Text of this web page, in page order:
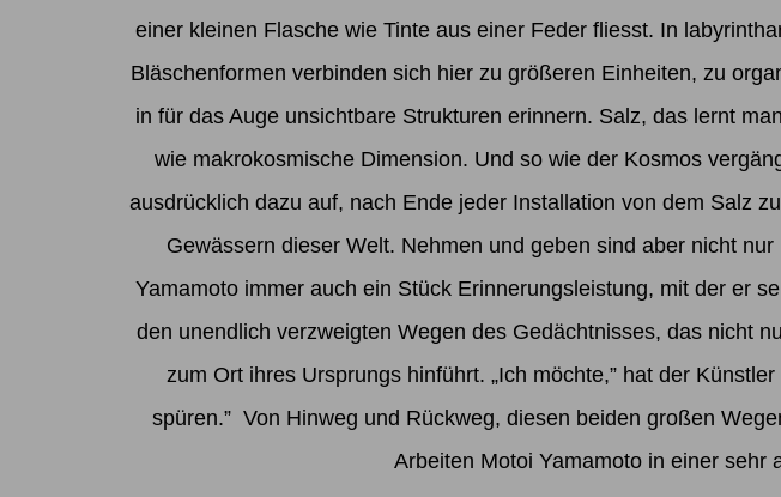
einer kleinen Flasche wie Tinte aus einer Feder fliesst. In
Bläschenformen verbinden sich hier zu größeren Einheiten, zu
in für das Auge unsichtbare Strukturen erinnern. Salz, das lernt
wie makrokosmische Dimension. Und so wie der Kosmos
ausdrücklich dazu auf, nach Ende jeder Installation von dem Salz
Gewässern dieser Welt. Nehmen und geben sind aber nicht
Yamamoto immer auch ein Stück Erinnerungsleistung, mit der er
den unendlich verzweigten Wegen des Gedächtnisses, das nicht
zum Ort ihres Ursprungs hinführt. „Ich möchte,” hat der
spüren.” Von Hinweg und Rückweg, diesen beiden großen
Arbeiten Motoi Yamamoto in einer sehr